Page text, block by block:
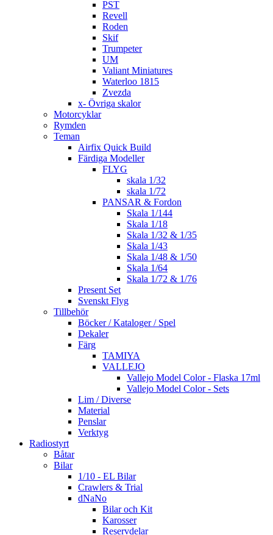
PST
Revell
Roden
Skif
Trumpeter
UM
Valiant Miniatures
Waterloo 1815
Zvezda
x- Övriga skalor
Motorcyklar
Rymden
Teman
Airfix Quick Build
Färdiga Modeller
FLYG
skala 1/32
skala 1/72
PANSAR & Fordon
Skala 1/144
Skala 1/18
Skala 1/32 & 1/35
Skala 1/43
Skala 1/48 & 1/50
Skala 1/64
Skala 1/72 & 1/76
Present Set
Svenskt Flyg
Tillbehör
Böcker / Kataloger / Spel
Dekaler
Färg
TAMIYA
VALLEJO
Vallejo Model Color - Flaska 17ml
Vallejo Model Color - Sets
Lim / Diverse
Material
Penslar
Verktyg
Radiostyrt
Båtar
Bilar
1/10 - EL Bilar
Crawlers & Trial
dNaNo
Bilar och Kit
Karosser
Reservdelar